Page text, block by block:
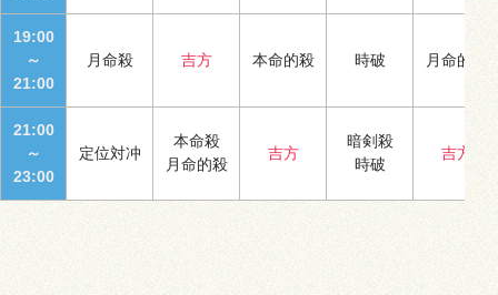
19:00
～
21:00
月命殺 吉方 本命的殺 時破 月命的殺
21:00
～
23:00
定位対冲
本命殺
月命的殺
吉方
暗剣殺
時破
吉方